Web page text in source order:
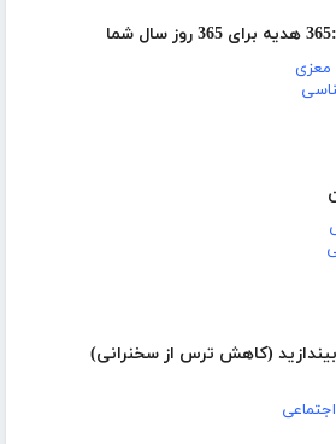
معزی
بیندازید (کاهش ترس از سخنرانی)